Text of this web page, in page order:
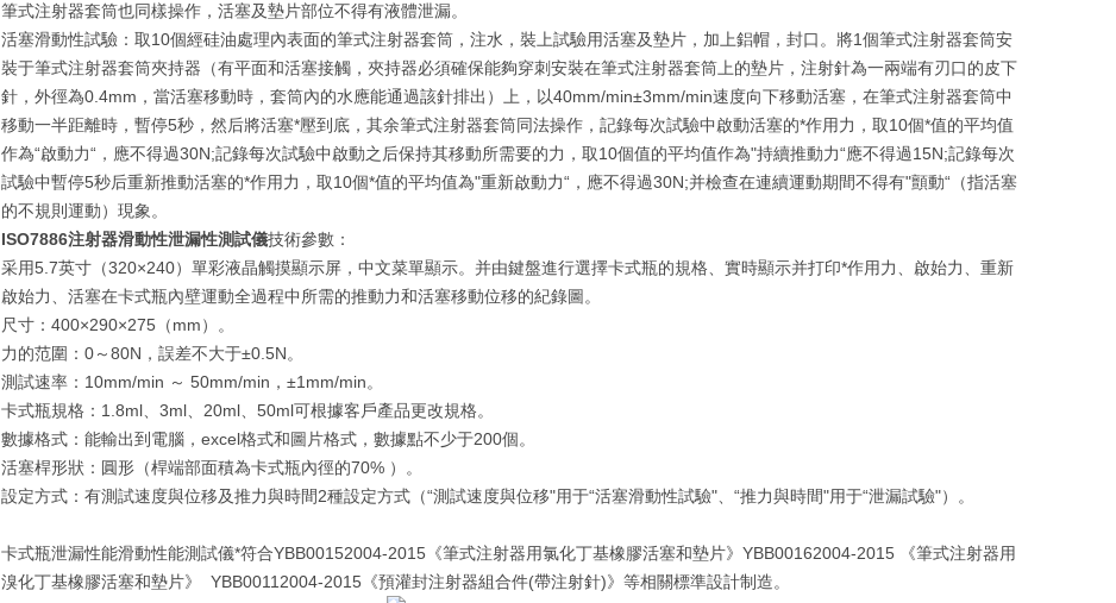
筆式注射器套筒也同樣操作，活塞及墊片部位不得有液體泄漏。
活塞滑動性試驗：取10個經硅油處理內表面的筆式注射器套筒，注水，裝上試驗用活塞及墊片，加上鋁帽，封口。將1個筆式注射器套筒安
裝于筆式注射器套筒夾持器（有平面和活塞接觸，夾持器必須確保能夠穿刺安裝在筆式注射器套筒上的墊片，注射針為一兩端有刃口的皮下
針，外徑為0.4mm，當活塞移動時，套筒內的水應能通過該針排出）上，以40mm/min±3mm/min速度向下移動活塞，在筆式注射器套筒中
移動一半距離時，暫停5秒，然后將活塞*壓到底，其余筆式注射器套筒同法操作，記錄每次試驗中啟動活塞的*作用力，取10個*值的平均值
作為“啟動力“，應不得過30N;記錄每次試驗中啟動之后保持其移動所需要的力，取10個值的平均值作為"持續推動力“應不得過15N;記錄每次
試驗中暫停5秒后重新推動活塞的*作用力，取10個*值的平均值為"重新啟動力“，應不得過30N;并檢查在連續運動期間不得有"顫動“（指活塞
的不規則運動）現象。
ISO7886注射器滑動性泄漏性測試儀技術參數：
采用5.7英寸（320×240）單彩液晶觸摸顯示屏，中文菜單顯示。并由鍵盤進行選擇卡式瓶的規格、實時顯示并打印*作用力、啟始力、重新
啟始力、活塞在卡式瓶內壁運動全過程中所需的推動力和活塞移動位移的紀錄圖。
尺寸：400×290×275（mm）。
力的范圍：0～80N，誤差不大于±0.5N。
測試速率：10mm/min ～ 50mm/min，±1mm/min。
卡式瓶規格：1.8ml、3ml、20ml、50ml可根據客戶產品更改規格。
數據格式：能輸出到電腦，excel格式和圖片格式，數據點不少于200個。
活塞桿形狀：圓形（桿端部面積為卡式瓶內徑的70% ）。
設定方式：有測試速度與位移及推力與時間2種設定方式（“測試速度與位移"用于“活塞滑動性試驗"、“推力與時間"用于“泄漏試驗"）。
卡式瓶泄漏性能滑動性能測試儀*符合YBB00152004-2015《筆式注射器用氯化丁基橡膠活塞和墊片》YBB00162004-2015 《筆式注射器用
溴化丁基橡膠活塞和墊片》 YBB00112004-2015《預灌封注射器組合件(帶注射針)》等相關標準設計制造。